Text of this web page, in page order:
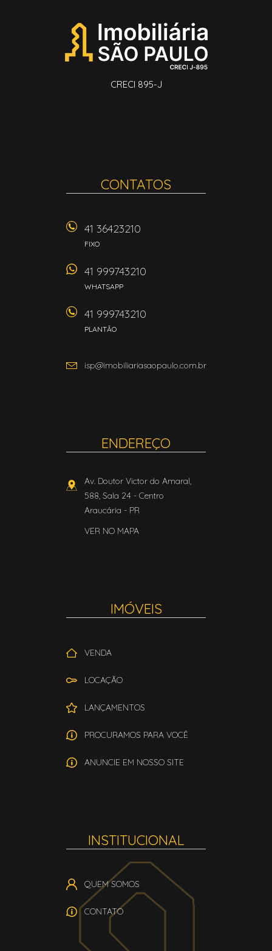
CRECI 895-J
CONTATOS
41 36423210
FIXO
41 999743210
WHATSAPP
41 999743210
PLANTÃO
isp@imobiliariasaopaulo.com.br
ENDEREÇO
Av. Doutor Victor do Amaral,
588, Sala 24 - Centro
Araucária - PR
VER NO MAPA
IMÓVEIS
VENDA
LOCAÇÃO
LANÇAMENTOS
PROCURAMOS PARA VOCÊ
ANUNCIE EM NOSSO SITE
INSTITUCIONAL
QUEM SOMOS
CONTATO